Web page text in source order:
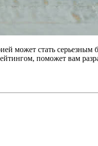
может стать серьезным
поможет вам